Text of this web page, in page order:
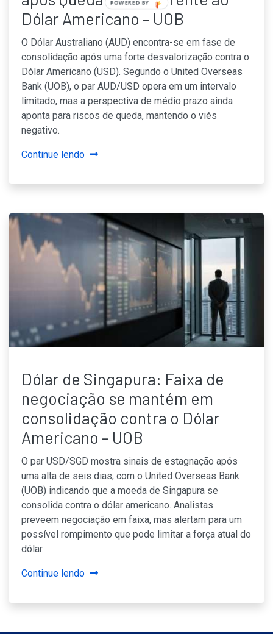
Dólar Americano – UOB
O Dólar Australiano (AUD) encontra-se em fase de
consolidação após uma forte desvalorização contra o
Dólar Americano (USD). Segundo o United Overseas
Bank (UOB), o par AUD/USD opera em um intervalo
limitado, mas a perspectiva de médio prazo ainda
aponta para riscos de queda, mantendo o viés
negativo.
Continue lendo
Dólar de Singapura: Faixa de
negociação se mantém em
consolidação contra o Dólar
Americano – UOB
O par USD/SGD mostra sinais de estagnação após
uma alta de seis dias, com o United Overseas Bank
(UOB) indicando que a moeda de Singapura se
consolida contra o dólar americano. Analistas
preveem negociação em faixa, mas alertam para um
possível rompimento que pode limitar a força atual do
dólar.
Continue lendo
POWERED
BY